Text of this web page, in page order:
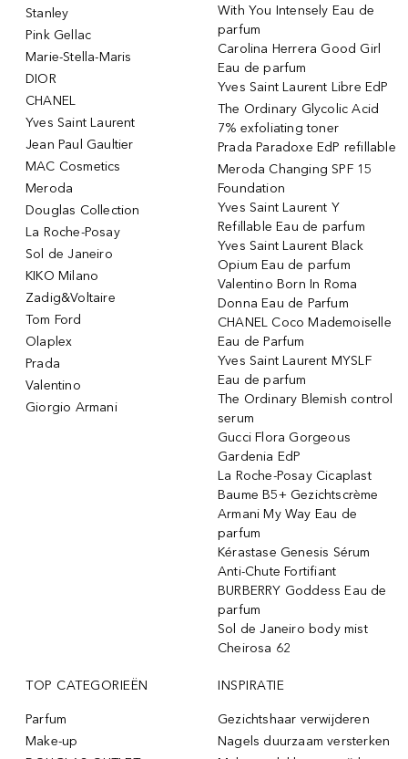
Stanley
Pink Gellac
Marie-Stella-Maris
DIOR
CHANEL
Yves Saint Laurent
Jean Paul Gaultier
MAC Cosmetics
Meroda
Douglas Collection
La Roche-Posay
Sol de Janeiro
KIKO Milano
Zadig&Voltaire
Tom Ford
Olaplex
Prada
Valentino
Giorgio Armani
With You Intensely Eau de
parfum
Carolina Herrera Good Girl
Eau de parfum
Yves Saint Laurent Libre EdP
The Ordinary Glycolic Acid
7% exfoliating toner
Prada Paradoxe EdP refillable
Meroda Changing SPF 15
Foundation
Yves Saint Laurent Y
Refillable Eau de parfum
Yves Saint Laurent Black
Opium Eau de parfum
Valentino Born In Roma
Donna Eau de Parfum
CHANEL Coco Mademoiselle
Eau de Parfum
Yves Saint Laurent MYSLF
Eau de parfum
The Ordinary Blemish control
serum
Gucci Flora Gorgeous
Gardenia EdP
La Roche-Posay Cicaplast
Baume B5+ Gezichtscrème
Armani My Way Eau de
parfum
Kérastase Genesis Sérum
Anti-Chute Fortifiant
BURBERRY Goddess Eau de
parfum
Sol de Janeiro body mist
Cheirosa 62
TOP CATEGORIEËN
Parfum
Make-up
INSPIRATIE
Gezichtshaar verwijderen
Nagels duurzaam versterken